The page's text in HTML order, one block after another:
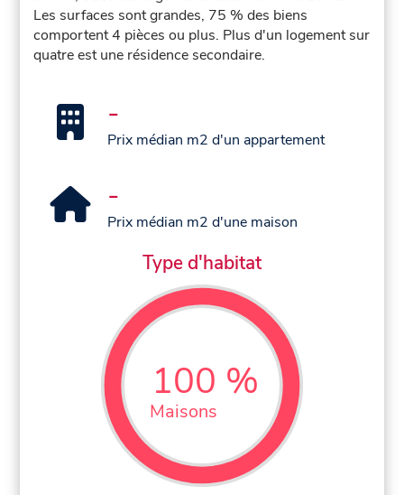
Les surfaces sont grandes, 75 % des biens
comportent 4 pièces ou plus. Plus d'un logement sur
quatre est une résidence secondaire.
-
Prix médian m2 d'un appartement
-
Prix médian m2 d'une maison
Type d'habitat
100 %
Maisons